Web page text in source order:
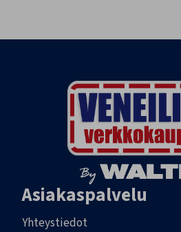
Asiakaspalvelu
Yhteystiedot